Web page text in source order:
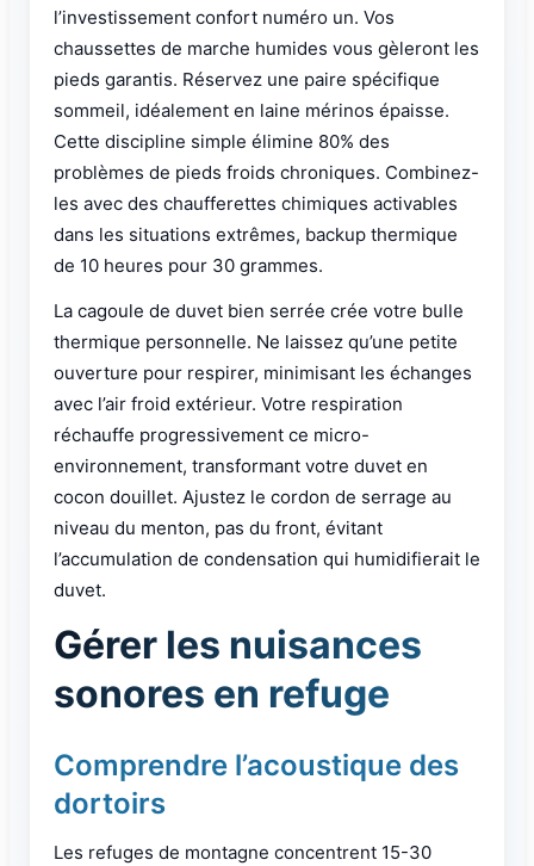
l’investissement confort numéro un. Vos
chaussettes de marche humides vous gèleront les
pieds garantis. Réservez une paire spécifique
sommeil, idéalement en laine mérinos épaisse.
Cette discipline simple élimine 80% des
problèmes de pieds froids chroniques. Combinez-
les avec des chaufferettes chimiques activables
dans les situations extrêmes, backup thermique
de 10 heures pour 30 grammes.
La cagoule de duvet bien serrée crée votre bulle
thermique personnelle. Ne laissez qu’une petite
ouverture pour respirer, minimisant les échanges
avec l’air froid extérieur. Votre respiration
réchauffe progressivement ce micro-
environnement, transformant votre duvet en
cocon douillet. Ajustez le cordon de serrage au
niveau du menton, pas du front, évitant
l’accumulation de condensation qui humidifierait le
duvet.
Gérer les nuisances
sonores en refuge
Comprendre l’acoustique des
dortoirs
Les refuges de montagne concentrent 15-30